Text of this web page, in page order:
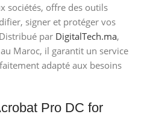
sociétés, offre des outils
signer et protéger vos
par DigitalTech.ma,
Maroc, il garantit un service
adapté aux besoins
Pro DC for